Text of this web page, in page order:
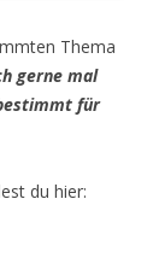
Thema
gerne mal
für
du hier: